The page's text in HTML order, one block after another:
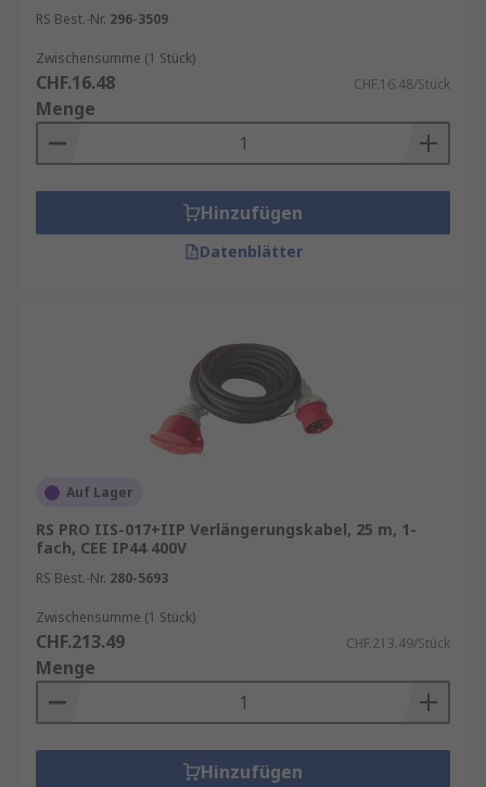
RS Best.-Nr. 296-3509
Zwischensumme (1 Stück)
CHF.16.48 CHF.16.48/Stück
Menge
Hinzufügen
Datenblätter
Auf Lager
RS PRO IIS-017+IIP Verlängerungskabel, 25 m, 1-
fach, CEE IP44 400V
RS Best.-Nr. 280-5693
Zwischensumme (1 Stück)
CHF.213.49 CHF.213.49/Stück
Menge
Hinzufügen